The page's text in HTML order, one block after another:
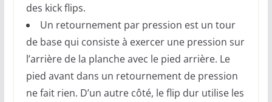
des kick flips.
Un retournement par pression est un tour
de base qui consiste à exercer une pression sur
l’arrière de la planche avec le pied arrière. Le
pied avant dans un retournement de pression
ne fait rien. D’un autre côté, le flip dur utilise les